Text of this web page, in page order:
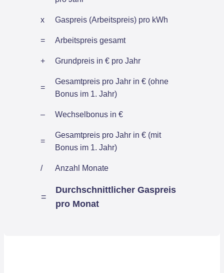
x Gaspreis (Arbeitspreis) pro kWh
= Arbeitspreis gesamt
+ Grundpreis in € pro Jahr
=
Gesamtpreis pro Jahr in € (ohne
Bonus im 1. Jahr)
– Wechselbonus in €
=
Gesamtpreis pro Jahr in € (mit
Bonus im 1. Jahr)
/ Anzahl Monate
=
Durchschnittlicher Gaspreis
pro Monat